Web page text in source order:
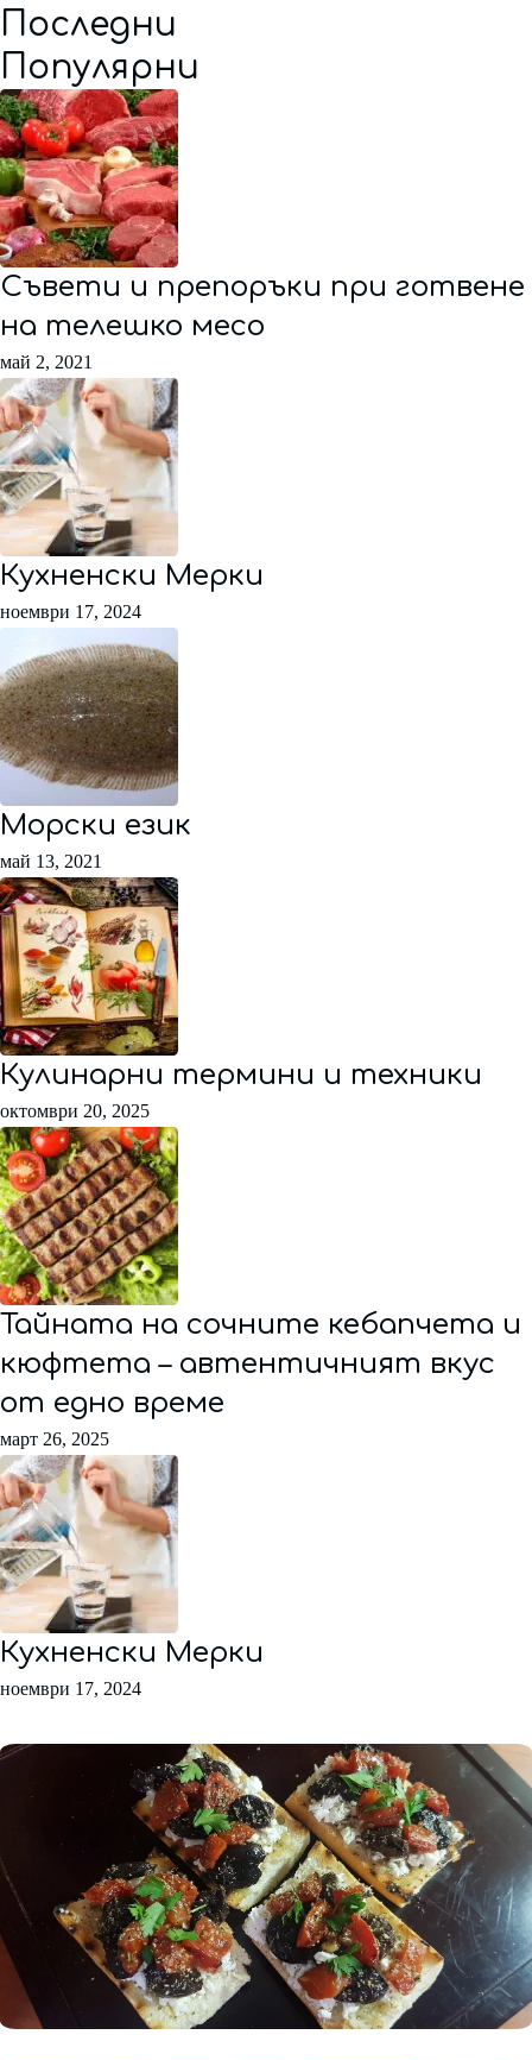
Последни
Популярни
Съвети и препоръки при готвене
на телешко месо
май 2, 2021
Кухненски Мерки
ноември 17, 2024
Морски език
май 13, 2021
Кулинарни термини и техники
октомври 20, 2025
Тайната на сочните кебапчета и
кюфтета – автентичният вкус
от едно време
март 26, 2025
Кухненски Мерки
ноември 17, 2024